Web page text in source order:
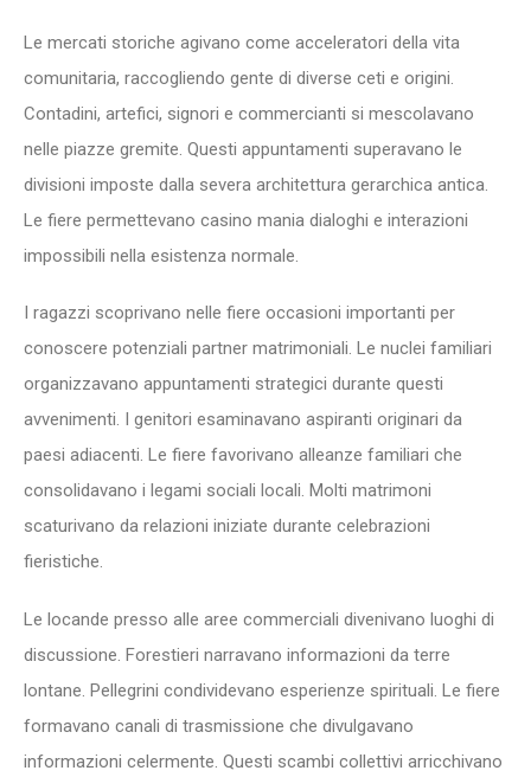
Le mercati storiche agivano come acceleratori della vita
comunitaria, raccogliendo gente di diverse ceti e origini.
Contadini, artefici, signori e commercianti si mescolavano
nelle piazze gremite. Questi appuntamenti superavano le
divisioni imposte dalla severa architettura gerarchica antica.
Le fiere permettevano casino mania dialoghi e interazioni
impossibili nella esistenza normale.
I ragazzi scoprivano nelle fiere occasioni importanti per
conoscere potenziali partner matrimoniali. Le nuclei familiari
organizzavano appuntamenti strategici durante questi
avvenimenti. I genitori esaminavano aspiranti originari da
paesi adiacenti. Le fiere favorivano alleanze familiari che
consolidavano i legami sociali locali. Molti matrimoni
scaturivano da relazioni iniziate durante celebrazioni
fieristiche.
Le locande presso alle aree commerciali divenivano luoghi di
discussione. Forestieri narravano informazioni da terre
lontane. Pellegrini condividevano esperienze spirituali. Le fiere
formavano canali di trasmissione che divulgavano
informazioni celermente. Questi scambi collettivi arricchivano